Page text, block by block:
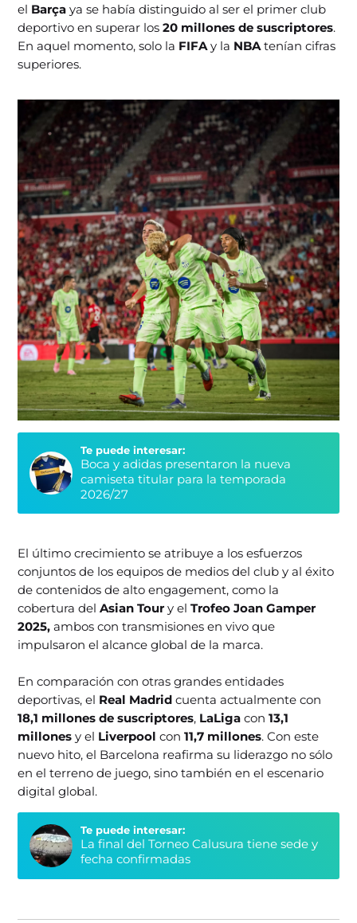
el Barça ya se había distinguido al ser el primer club
deportivo en superar los20 millones de suscriptores.
En aquel momento, solo la FIFA y la NBA tenían cifras
superiores.
Te puede interesar:
Boca y adidas presentaron la nueva
camiseta titular para la temporada
2026/27
El último crecimiento se atribuye a los esfuerzos
conjuntos de los equipos de medios del club y al éxito
de contenidos de alto engagement, como la
cobertura delAsian Tour y elTrofeo Joan Gamper
2025, ambos con transmisiones en vivo que
impulsaron el alcance global de la marca.
En comparación con otras grandes entidades
deportivas, el Real Madrid cuenta actualmente con
18,1 millones de suscriptores, LaLiga con13,1
millones y el Liverpool con11,7 millones. Con este
nuevo hito, el Barcelona reafirma su liderazgo no sólo
en el terreno de juego, sino también en el escenario
digital global.
Te puede interesar:
La final del Torneo Calusura tiene sede y
fecha confirmadas